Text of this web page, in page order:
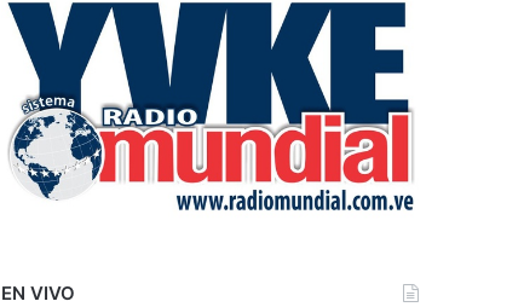
r
EN VIVO